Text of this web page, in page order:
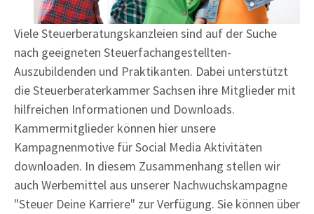
Viele Steuerberatungskanzleien sind auf der Suche
nach geeigneten Steuerfachangestellten-
Auszubildenden und Praktikanten. Dabei unterstützt
die Steuerberaterkammer Sachsen ihre Mitglieder mit
hilfreichen Informationen und Downloads.
Kammermitglieder können hier unsere
Kampagnenmotive für Social Media Aktivitäten
downloaden. In diesem Zusammenhang stellen wir
auch Werbemittel aus unserer Nachwuchskampagne
"Steuer Deine Karriere" zur Verfügung. Sie können über